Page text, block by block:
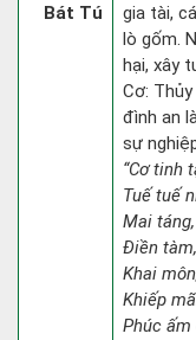
Bát Tú
gia tài,
lò gốm.
hại, xây
Cơ:
đình an
sự
“Cơ tinh
Tuế tuế
Mai
Điền
Khai
Khiếp
Phúc ấm